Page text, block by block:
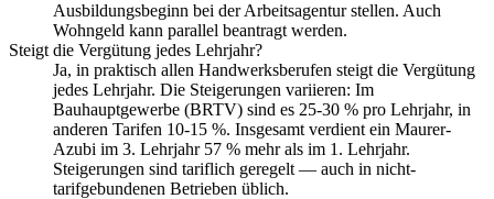
Ausbildungsbeginn bei der Arbeitsagentur stellen. Auch
Wohngeld kann parallel beantragt werden.
Steigt die Vergütung jedes Lehrjahr?
Ja, in praktisch allen Handwerksberufen steigt die Vergütung
jedes Lehrjahr. Die Steigerungen variieren: Im
Bauhauptgewerbe (BRTV) sind es 25-30 % pro Lehrjahr, in
anderen Tarifen 10-15 %. Insgesamt verdient ein Maurer-
Azubi im 3. Lehrjahr 57 % mehr als im 1. Lehrjahr.
Steigerungen sind tariflich geregelt — auch in nicht-
tarifgebundenen Betrieben üblich.